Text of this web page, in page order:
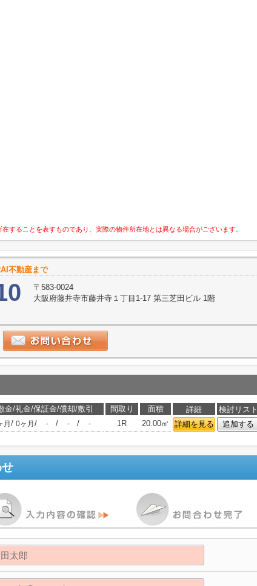
することを表すものであり、実際の物件所在地とは異なる場合がございます。
不動産まで
〒583-0024
大阪府藤井寺市藤井寺１丁目1-17 第三芝田ビル 1階
金/礼金/保証金/償却/敷引 間取り 面積 詳細
検討リスト
月 / 0ヶ月 / - / - / - 1R 20.00㎡ 詳細を見る 追加する